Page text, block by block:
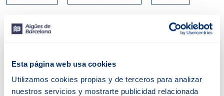
Esta página web usa cookies
Utilizamos cookies propias y de terceros para analizar
nuestros servicios y mostrarte publicidad relacionada
RSS